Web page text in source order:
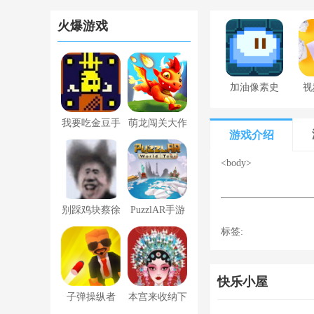
火爆游戏
我要吃金豆手
游
萌龙闯关大作
战安卓版
别踩鸡块蔡徐
坤游戏官方安
卓版1.0
PuzzlAR手游
子弹操纵者 本宫来收纳下
加油像素史
新版
游戏介绍
<body>
标签:
快乐小屋